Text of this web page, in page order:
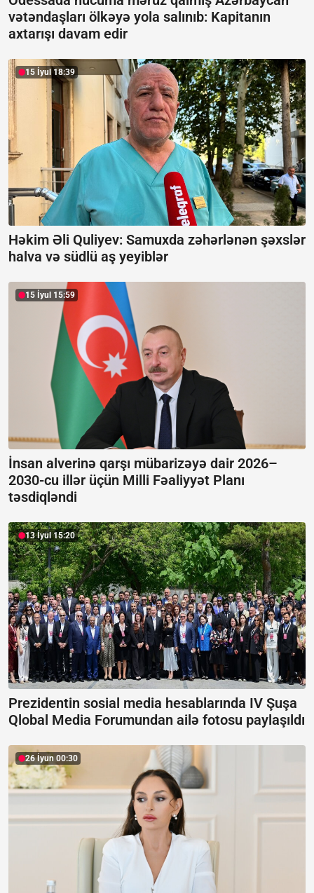
vətəndaşları ölkəyə yola salınıb: Kapitanın
axtarışı davam edir
15 İyul 18:39
Həkim Əli Quliyev: Samuxda zəhərlənən şəxslər
halva və südlü aş yeyiblər
15 İyul 15:59
İnsan alverinə qarşı mübarizəyə dair 2026–
2030-cu illər üçün Milli Fəaliyyət Planı
təsdiqləndi
13 İyul 15:20
Prezidentin sosial media hesablarında IV Şuşa
Qlobal Media Forumundan ailə fotosu paylaşıldı
26 İyun 00:30